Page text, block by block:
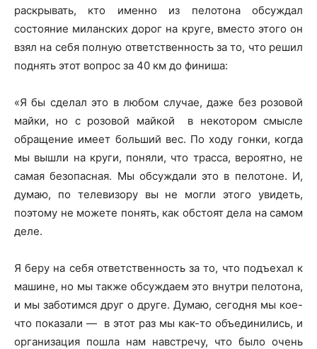
раскрывать, кто именно из пелотона обсуждал
состояние миланских дорог на круге, вместо этого он
взял на себя полную ответственность за то, что решил
поднять этот вопрос за 40 км до финиша:
«Я бы сделал это в любом случае, даже без розовой
майки, но с розовой майкой в некотором смысле
обращение имеет больший вес. По ходу гонки, когда
мы вышли на круги, поняли, что трасса, вероятно, не
самая безопасная. Мы обсуждали это в пелотоне. И,
думаю, по телевизору вы не могли этого увидеть,
поэтому не можете понять, как обстоят дела на самом
деле.
Я беру на себя ответственность за то, что подъехал к
машине, но мы также обсуждаем это внутри пелотона,
и мы заботимся друг о друге. Думаю, сегодня мы кое-
что показали — в этот раз мы как-то объединились, и
организация пошла нам навстречу, что было очень